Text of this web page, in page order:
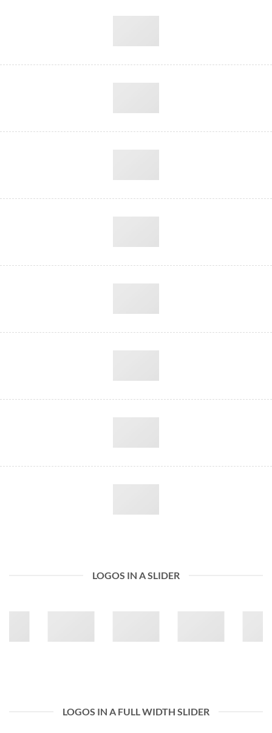
LOGOS IN A SLIDER
LOGOS IN A FULL WIDTH SLIDER